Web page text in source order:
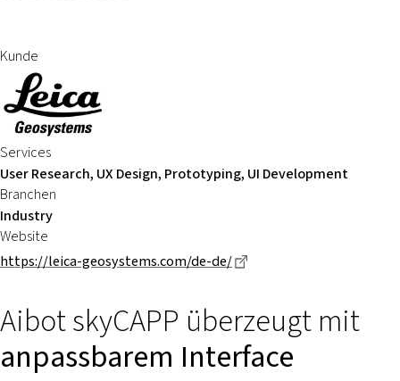
Kunde
Services
User Research, UX Design, Prototyping, UI Development
Branchen
Industry
Website
https://leica-geosystems.com/de-de/
Aibot skyCAPP überzeugt mit
anpassbarem Interface